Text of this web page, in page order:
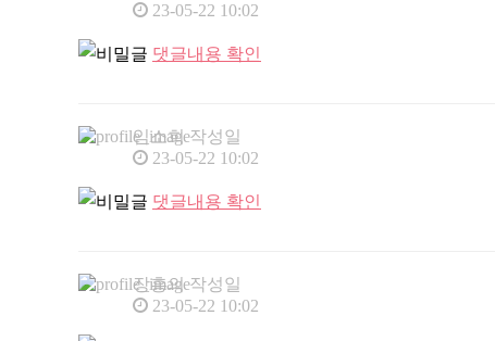
23-05-22 10:02
댓글내용 확인
임소희 작성일
23-05-22 10:02
댓글내용 확인
장흥의 작성일
23-05-22 10:02